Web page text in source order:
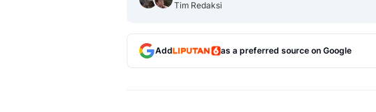
Tim Redaksi
Add as a preferred source on Google